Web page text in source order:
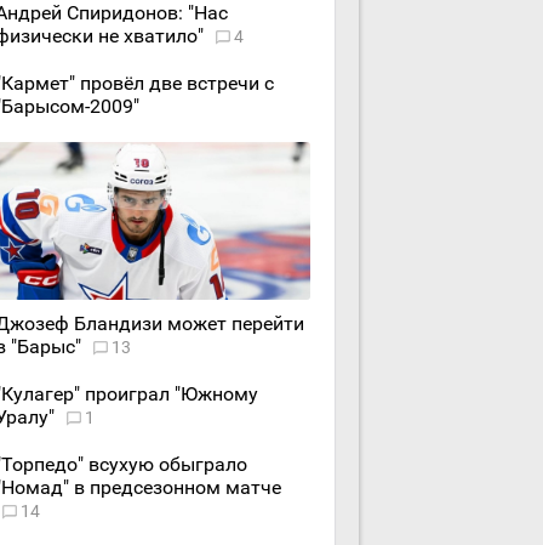
Спиридонов: "Нас
не хватило"
4
провёл две встречи с
2009"
Бландизи может перейти
"Барыс"
13
проиграл "Южному
1
всухую обыграло
в предсезонном матче
14